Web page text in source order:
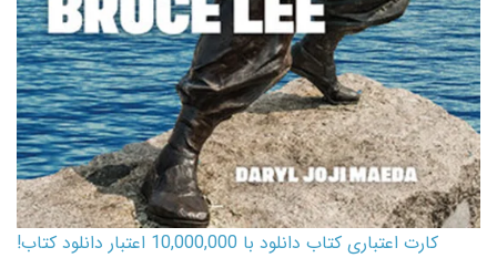
کارت اعتباری کتاب دانلود با 10,000,000 اعتبار دانلود کتاب!